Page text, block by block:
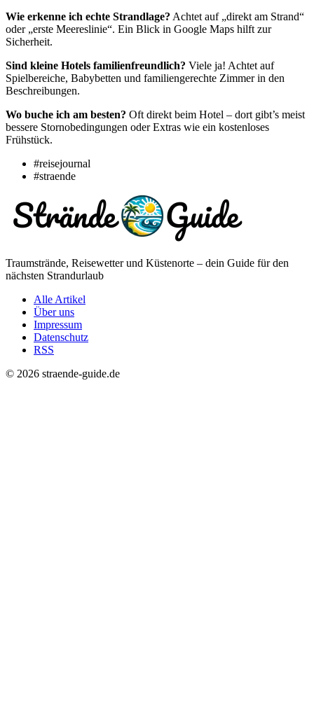
Wie erkenne ich echte Strandlage? Achtet auf „direkt am Strand“
oder „erste Meereslinie“. Ein Blick in Google Maps hilft zur
Sicherheit.
Sind kleine Hotels familienfreundlich? Viele ja! Achtet auf
Spielbereiche, Babybetten und familiengerechte Zimmer in den
Beschreibungen.
Wo buche ich am besten? Oft direkt beim Hotel – dort gibt’s meist
bessere Stornobedingungen oder Extras wie ein kostenloses
Frühstück.
#reisejournal
#straende
Traumstrände, Reisewetter und Küstenorte – dein Guide für den
nächsten Strandurlaub
Alle Artikel
Über uns
Impressum
Datenschutz
RSS
© 2026 straende-guide.de